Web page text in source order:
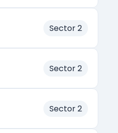
Sector 2
Sector 2
Sector 2